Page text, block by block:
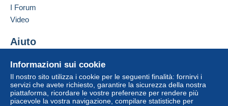
Informazioni sui cookie
Il nostro sito utilizza i cookie per le seguenti finalità: fornirvi i
servizi che avete richiesto, garantire la sicurezza della nostra
piattaforma, ricordare le vostre preferenze per rendere più
piacevole la vostra navigazione, compilare statistiche per
I Forum
Video
Aiuto
Acquistare su Delcampe
Vendere su Delcampe
Un sito sicuro